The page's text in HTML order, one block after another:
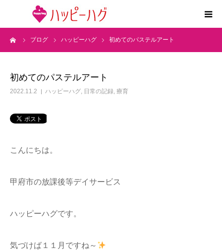
ブログ ハッピーハグ 初めてのパステルアート
初めてのパステルアート
2022.11.2 ハッピーハグ, 日常の記録, 療育
こんにちは。
甲府市の放課後等デイサービス
ハッピーハグです。
気づけば１１月ですね～
2つの特徴
求人情報
運営会社